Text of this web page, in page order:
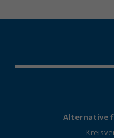
Alternative